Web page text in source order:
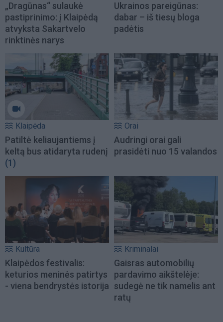
„Dragūnas“ sulaukė
pastiprinimo: į Klaipėdą
atvyksta Sakartvelo
rinktinės narys
Ukrainos pareigūnas:
dabar – iš tiesų bloga
padėtis
Klaipėda
Patiltė keliaujantiems į
keltą bus atidaryta rudenį
(1)
Orai
Audringi orai gali
prasidėti nuo 15 valandos
Kultūra
Klaipėdos festivalis:
keturios meninės patirtys
- viena bendrystės istorija
Kriminalai
Gaisras automobilių
pardavimo aikštelėje:
sudegė ne tik namelis ant
ratų